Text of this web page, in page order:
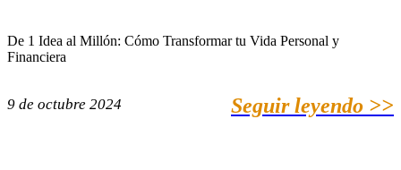
De 1 Idea al Millón: Cómo Transformar tu Vida Personal y
Financiera
9 de octubre 2024 Seguir leyendo >>